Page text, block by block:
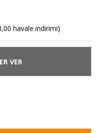
havale indirimi)
VER